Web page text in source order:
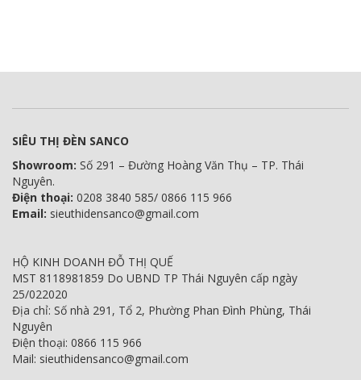
SIÊU THỊ ĐÈN SANCO
Showroom: Số 291 – Đường Hoàng Văn Thụ – TP. Thái
Nguyên.
Điện thoại: 0208 3840 585/ 0866 115 966
Email: sieuthidensanco@gmail.com
HỘ KINH DOANH ĐỖ THỊ QUẾ
MST 8118981859 Do UBND TP Thái Nguyên cấp ngày
25/022020
Địa chỉ: Số nhà 291, Tổ 2, Phường Phan Đình Phùng, Thái
Nguyên
Điện thoại: 0866 115 966
Mail: sieuthidensanco@gmail.com